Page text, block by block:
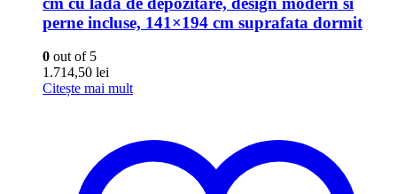
perne incluse, 141×194 cm suprafata dormit
0 out of 5
1.714,50 lei
Citește mai mult